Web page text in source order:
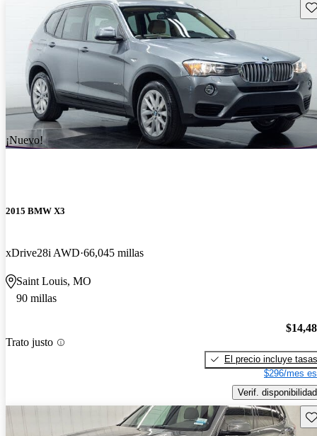
¡Nuevo!
2015 BMW X3
xDrive28i AWD 66,045 millas
Saint Louis, MO
90 millas
Trato justo
El precio incluye tasas
$296/mes
Verif. disponibilidad